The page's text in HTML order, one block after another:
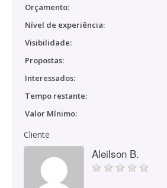
Orçamento:
Nível de experiência:
Visibilidade:
Propostas:
Interessados:
Tempo restante:
Valor Mínimo:
Cliente
Aleilson B.